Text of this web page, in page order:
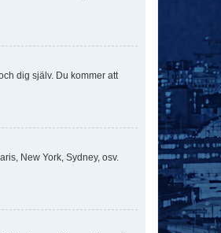
dig själv. Du kommer att
New York, Sydney, osv.